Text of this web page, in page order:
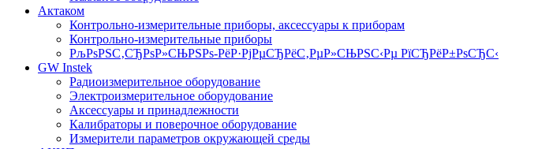
Актаком
Контрольно-измерительные приборы, аксессуары к приборам
Контрольно-измерительные приборы
РљРѕРЅС‚СЂРѕР»СЊРЅРѕ-РёР·РјРµСЂРёС‚РµР»СЊРЅС‹Рµ РїСЂРёР±РѕСЂС‹
GW Instek
Радиоизмерительное оборудование
Электроизмерительное оборудование
Аксессуары и принадлежности
Калибраторы и поверочное оборудование
Измерители параметров окружающей среды